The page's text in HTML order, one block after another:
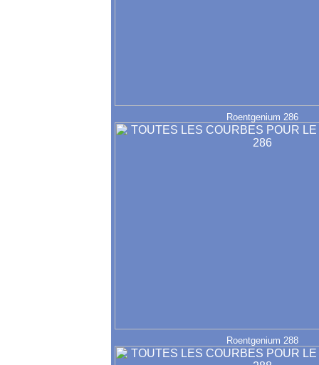
Roentgenium 286
Roentgenium 288